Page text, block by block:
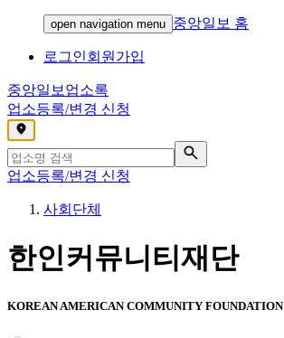
open navigation menu 중앙일보 홈
로그인회원가입
중앙일보 업소록
업소등록/변경 신청
,
업소등록/변경 신청
사회단체
한인커뮤니티재단
KOREAN AMERICAN COMMUNITY FOUNDATION